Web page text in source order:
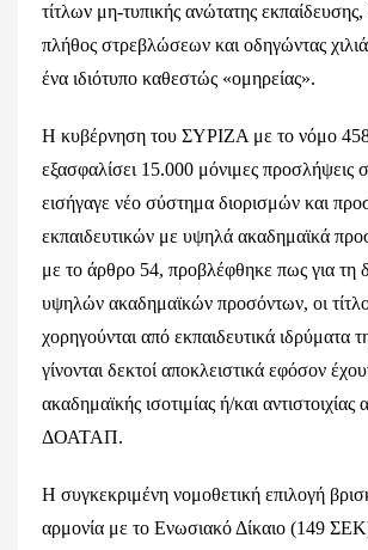
τίτλων μη-τυπικής ανώτατης
πλήθος στρεβλώσεων και οδηγώντας
ένα ιδιότυπο καθεστώς «ομηρείας».
Η κυβέρνηση του ΣΥΡΙΖΑ με το νόμο
εξασφαλίσει 15.000 μόνιμες προσλήψεις
εισήγαγε νέο σύστημα διορισμών και
εκπαιδευτικών με υψηλά ακαδημαϊκά
με το άρθρο 54, προβλέφθηκε πως για τη
υψηλών ακαδημαϊκών προσόντων, οι
χορηγούνται από εκπαιδευτικά ιδρύματα
γίνονται δεκτοί αποκλειστικά εφόσον
ακαδημαϊκής ισοτιμίας ή/και αντιστοιχίας
ΔΟΑΤΑΠ.
Η συγκεκριμένη νομοθετική επιλογή
αρμονία με το Ενωσιακό Δίκαιο (149